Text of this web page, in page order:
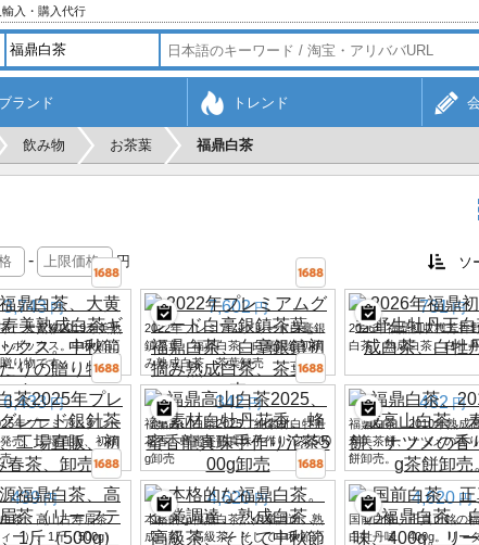
入・購入代行
ブランド トレンド
飲み物 お茶葉 福鼎白茶
- 円
3,743 円
、大黄豫2019寿美熟
ボックス。中秋節に
り物です。
7,602 円
2022年プレミアムグレード白毫銀
鎮茶葉、福鼎白茶、白毫銀鎮初摘
み熟成白茶、茶葉卸売
731 円
2026年福鼎初収穫芳香
白茶、熟成白茶、白牡
6,433 円
年プレミアムグレー
売、工場直販、初摘
342 円
福鼎高山白茶2025、純素材白牡丹
花香、蜂蜜香龍真珠手作り沱茶500
g卸売
482 円
福鼎白茶、2010年熟成
寿美茶餅、ナツメの香
餅卸売。
439 円
茶、高山古寿眉茶
ー）、1斤（500g）
4,620 円
本格的な福鼎白茶。企業調達、熟
成白茶、高級茶、そして中秋節の
4,620 円
国前白茶、正真正銘の福
白牡丹味、400g。リー